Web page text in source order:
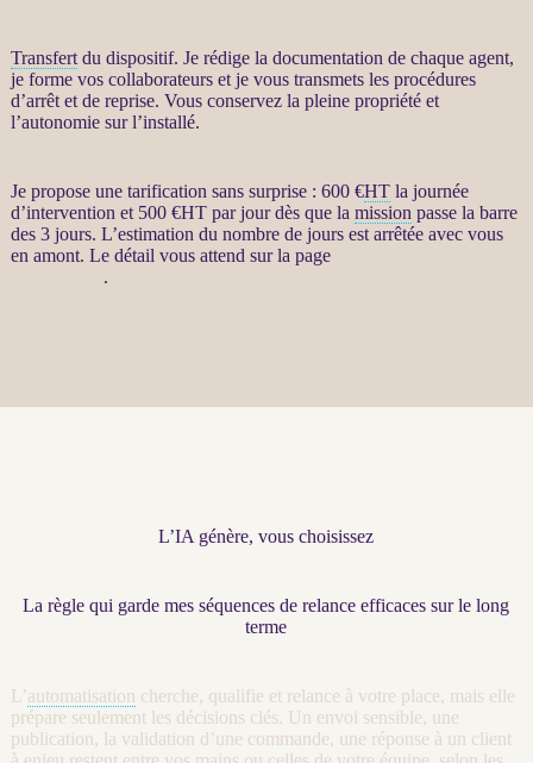
Transfertdu dispositif. Je rédige la documentation de chaque agent,
je forme vos collaborateurs et je vous transmets les procédures
d’arrêt et de reprise. Vous conservez la pleine propriété et
l’autonomie sur l’installé.
Je propose une tarification sans surprise : 600 €HTla journée
d’intervention et 500 €HTpar jour dès que la mission passe la barre
des 3 jours. L’estimation du nombre de jours est arrêtée avec vous
en amont. Le détail vous attend sur la page
.
L’IA génère, vous choisissez
La règle qui garde mes séquences de relance efficaces sur le long
terme
L’automatisation cherche, qualifie et relance à votre place, mais elle
prépare seulement les décisions clés. Un envoi sensible, une
publication, la validation d’une commande, une réponse à un client